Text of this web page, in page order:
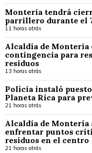
Montería tendrá
parrillero durante el
11 horas atrás
Alcaldía de Montería
contingencia para
residuos
13 horas atrás
Policía instaló
Planeta Rica para
21 horas atrás
Alcaldía de Montería
enfrentar puntos
residuos en el centro
21 horas atrás